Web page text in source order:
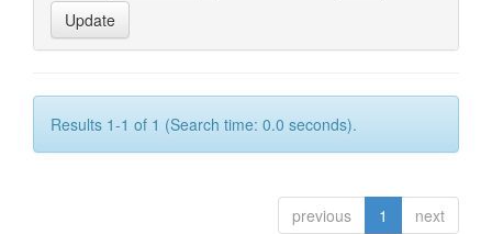
Results 1-1 of 1 (Search time: 0.0 seconds).
previous 1 next